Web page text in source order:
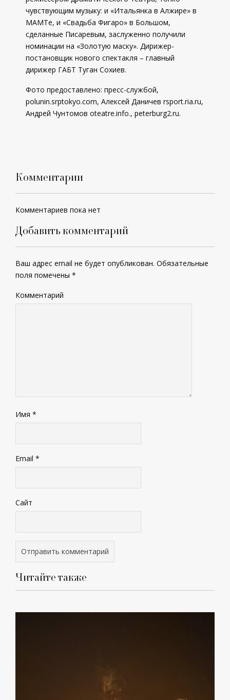
чувствующим музыку: и «Итальянка в Алжире» в
МАМТе, и «Свадьба Фигаро» в Большом,
сделанные Писаревым, заслуженно получили
номинации на «Золотую маску». Дирижер-
постановщик нового спектакля – главный
дирижер ГАБТ Туган Сохиев.
Фото предоставлено: пресс-службой,
polunin.srptokyo.com, Алексей Даничев rsport.ria.ru,
Андрей Чунтомов oteatre.info., peterburg2.ru.
Комментарии
Комментариев пока нет
Добавить комментарий
Ваш адрес email не будет опубликован. Обязательные
поля помечены *
Комментарий
Имя *
Email *
Сайт
Читайте также